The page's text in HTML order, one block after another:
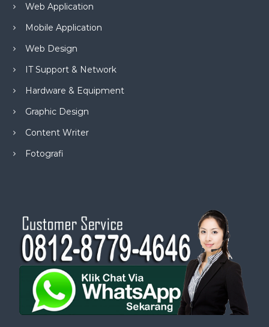
Web Application
Mobile Application
Web Design
IT Support & Network
Hardware & Equipment
Graphic Design
Content Writer
Fotografi